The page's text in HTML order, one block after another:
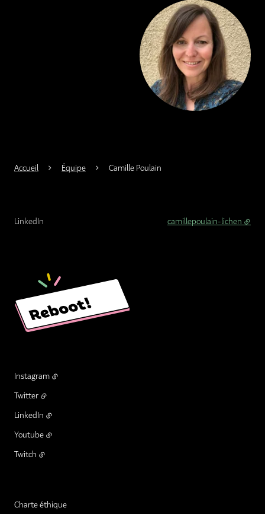
Agrandir
Accueil Équipe Camille Poulain
LinkedIn camillepoulain-lichen
Instagram
Twitter
LinkedIn
Youtube
Twitch
Charte éthique